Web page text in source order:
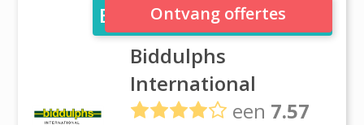
Biddulphs International
Biddulphs
International
een 7.57
Ontvang offertes